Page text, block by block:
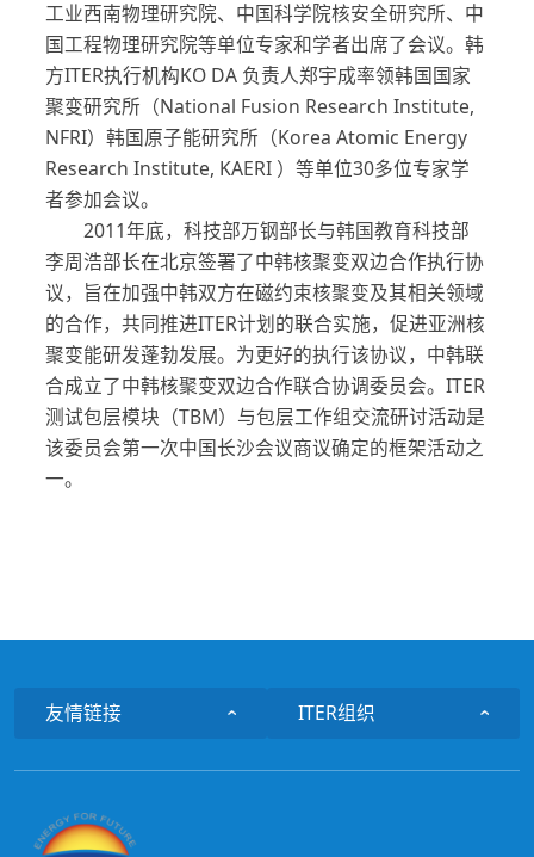
工业西南物理研究院、中国科学院核安全研究所、中
国工程物理研究院等单位专家和学者出席了会议。韩
方ITER执行机构KO DA 负责人郑宇成率领韩国国家
聚变研究所（National Fusion Research Institute,
NFRI）韩国原子能研究所（Korea Atomic Energy
Research Institute, KAERI ）等单位30多位专家学
者参加会议。
2011年底，科技部万钢部长与韩国教育科技部
李周浩部长在北京签署了中韩核聚变双边合作执行协
议，旨在加强中韩双方在磁约束核聚变及其相关领域
的合作，共同推进ITER计划的联合实施，促进亚洲核
聚变能研发蓬勃发展。为更好的执行该协议，中韩联
合成立了中韩核聚变双边合作联合协调委员会。ITER
测试包层模块（TBM）与包层工作组交流研讨活动是
该委员会第一次中国长沙会议商议确定的框架活动之
一。
友情链接 ITER组织